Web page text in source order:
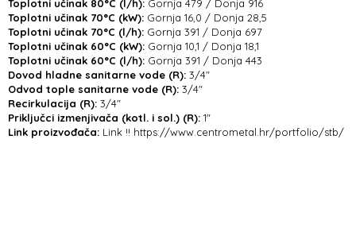
Toplotni učinak 80°C (l/h): Gornja 479 / Donja 916
Toplotni učinak 70°C (kW): Gornja 16,0 / Donja 28,5
Toplotni učinak 70°C (l/h): Gornja 391 / Donja 697
Toplotni učinak 60°C (kW): Gornja 10,1 / Donja 18,1
Toplotni učinak 60°C (l/h): Gornja 391 / Donja 443
Dovod hladne sanitarne vode (R): 3/4"
Odvod tople sanitarne vode (R): 3/4"
Recirkulacija (R): 3/4"
Priključci izmenjivača (kotl. i sol.) (R): 1"
Link proizvođača: Link !! https://www.centrometal.hr/portfolio/stb/